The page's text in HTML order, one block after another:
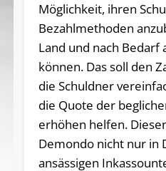
Möglichkeit, ihren
Bezahlmethoden
Land und nach Bedarf
können. Das soll den
die Schuldner
die Quote der
erhöhen helfen.
Demondo nicht nur in
ansässigen